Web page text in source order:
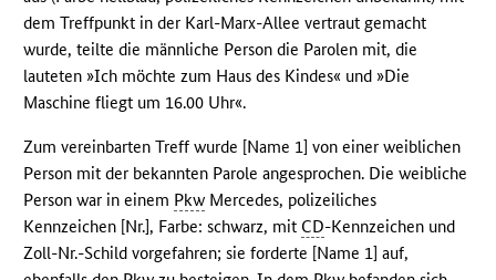
dem Treffpunkt in der Karl-Marx-Allee vertraut gemacht
wurde, teilte die männliche Person die Parolen mit, die
lauteten »Ich möchte zum Haus des Kindes« und »Die
Maschine fliegt um 16.00 Uhr«.
Zum vereinbarten Treff wurde [Name 1] von einer weiblichen
Person mit der bekannten Parole angesprochen. Die weibliche
Person war in einem Pkw Mercedes, polizeiliches
Kennzeichen [Nr.], Farbe: schwarz, mit CD-Kennzeichen und
Zoll-Nr.-Schild vorgefahren; sie forderte [Name 1] auf,